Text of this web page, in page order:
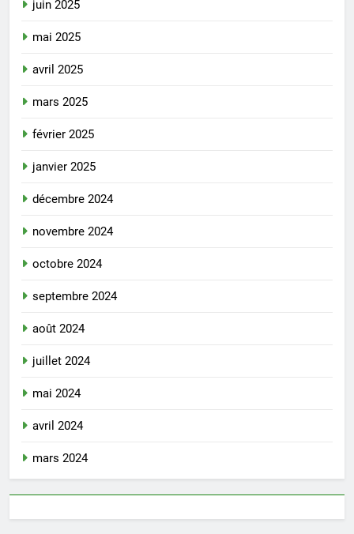
juin 2025
mai 2025
avril 2025
mars 2025
février 2025
janvier 2025
décembre 2024
novembre 2024
octobre 2024
septembre 2024
août 2024
juillet 2024
mai 2024
avril 2024
mars 2024